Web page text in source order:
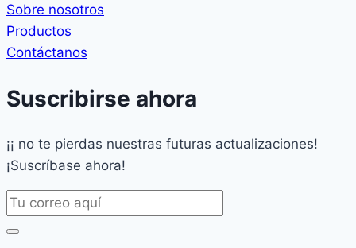
Sobre nosotros
Productos
Contáctanos
Suscribirse ahora
¡¡ no te pierdas nuestras futuras actualizaciones!
¡Suscríbase ahora!